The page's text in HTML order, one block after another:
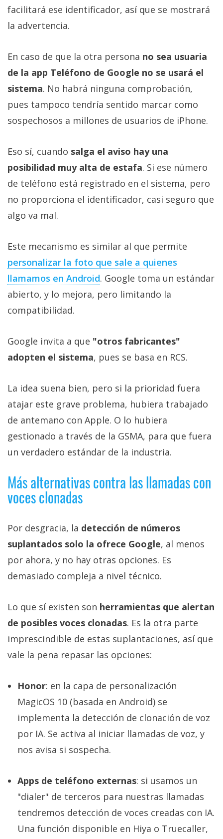
facilitará ese identificador, así que se mostrará
la advertencia.
En caso de que la otra persona no sea usuaria
de la app Teléfono de Google no se usará el
sistema. No habrá ninguna comprobación,
pues tampoco tendría sentido marcar como
sospechosos a millones de usuarios de iPhone.
Eso sí, cuando salga el aviso hay una
posibilidad muy alta de estafa. Si ese número
de teléfono está registrado en el sistema, pero
no proporciona el identificador, casi seguro que
algo va mal.
Este mecanismo es similar al que permite
personalizar la foto que sale a quienes
llamamos en Android. Google toma un estándar
abierto, y lo mejora, pero limitando la
compatibilidad.
Google invita a que "otros fabricantes"
adopten el sistema, pues se basa en RCS.
La idea suena bien, pero si la prioridad fuera
atajar este grave problema, hubiera trabajado
de antemano con Apple. O lo hubiera
gestionado a través de la GSMA, para que fuera
un verdadero estándar de la industria.
Más alternativas contra las llamadas con
voces clonadas
Por desgracia, la detección de números
suplantados solo la ofrece Google, al menos
por ahora, y no hay otras opciones. Es
demasiado compleja a nivel técnico.
Lo que sí existen son herramientas que alertan
de posibles voces clonadas. Es la otra parte
imprescindible de estas suplantaciones, así que
vale la pena repasar las opciones:
Honor: en la capa de personalización
MagicOS 10 (basada en Android) se
implementa la detección de clonación de voz
por IA. Se activa al iniciar llamadas de voz, y
nos avisa si sospecha.
Apps de teléfono externas: si usamos un
"dialer" de terceros para nuestras llamadas
tendremos detección de voces creadas con IA.
Una función disponible en Hiya o Truecaller,